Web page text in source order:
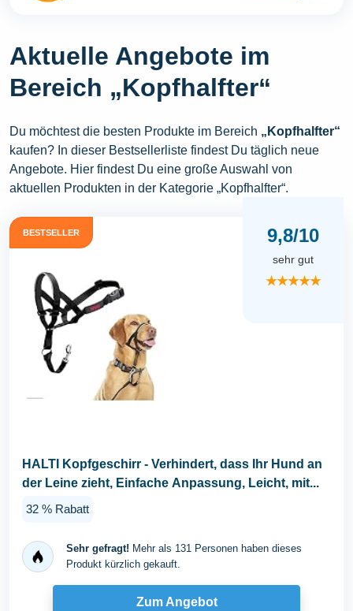
Aktuelle Angebote im
Bereich „Kopfhalfter“
Du möchtest die besten Produkte im Bereich „Kopfhalfter“
kaufen? In dieser Bestsellerliste findest Du täglich neue
Angebote. Hier findest Du eine große Auswahl von
aktuellen Produkten in der Kategorie „Kopfhalfter“.
BESTSELLER 9,8/10
sehr gut
★★★★★
HALTI Kopfgeschirr - Verhindert, dass Ihr Hund an
der Leine zieht, Einfache Anpassung, Leicht, mit...
32 % Rabatt
Sehr gefragt! Mehr als 131 Personen haben dieses
Produkt kürzlich gekauft.
Zum Angebot